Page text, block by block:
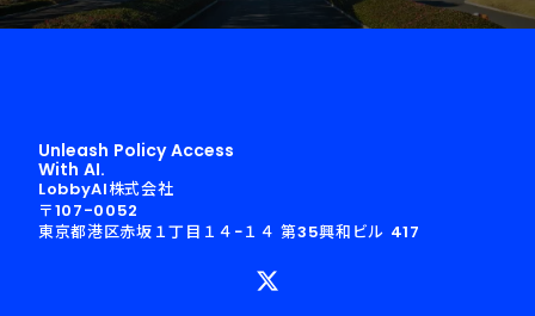
Unleash Policy Access
With AI.
LobbyAI株式会社
〒107-0052
東京都港区赤坂１丁目１４−１４ 第35興和ビル 417